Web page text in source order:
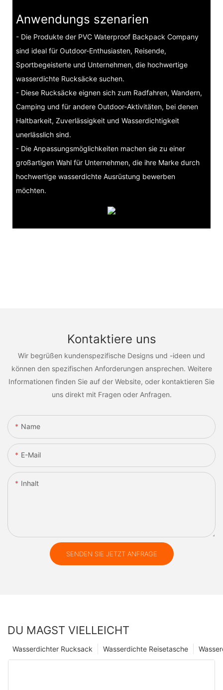
Anwendungs szenarien
- Die Produkte der PVC Waterproof Backpack Company
sind ideal für Outdoor-Enthusiasten, Reisende,
Sportbegeisterte und Unternehmen, die hochwertige
wasserdichte Rucksäcke suchen.
- Diese Rucksäcke eignen sich zum Radfahren, Wandern,
Camping und für andere Outdoor-Aktivitäten, bei denen
Haltbarkeit, Zuverlässigkeit und Wasserdichtigkeit
unerlässlich sind.
- Die Anpassungsmöglichkeiten machen sie zu einer
großartigen Wahl für Unternehmen, die ihre Marke durch
hochwertige wasserdichte Ausrüstung bewerben
möchten.
Kontaktiere uns
Wir begrüßen kundenspezifische Designs und -ideen und
können den spezifischen Anforderungen ansprechen. Weitere
Informationen finden Sie auf der Website, oder kontaktieren Sie
uns direkt mit Fragen oder Anfragen.
Name
E-Mail
Inhalt
SENDEN SIE JETZT ANFRAGE
DU MAGST VIELLEICHT
Wasserdichte Reisetasche
Wasserdichter Rucksack